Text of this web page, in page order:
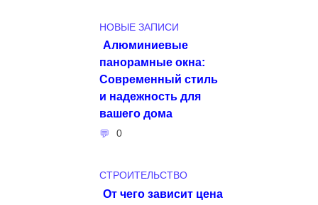
НОВЫЕ ЗАПИСИ
Алюминиевые
панорамные окна:
Современный стиль
и надежность для
вашего дома
0
СТРОИТЕЛЬСТВО
От чего зависит цена